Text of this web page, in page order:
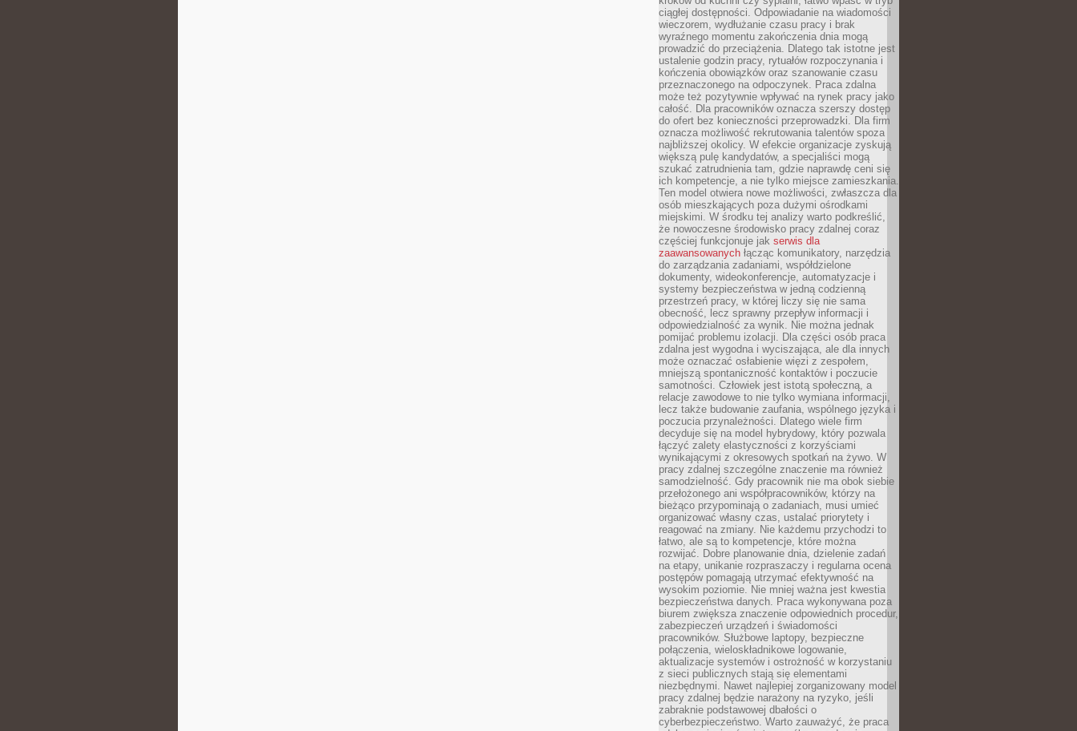
ciągłej dostępności. Odpowiadanie na wiadomości
wieczorem, wydłużanie czasu pracy i brak
wyraźnego momentu zakończenia dnia mogą
prowadzić do przeciążenia. Dlatego tak istotne jest
ustalenie godzin pracy, rytuałów rozpoczynania i
kończenia obowiązków oraz szanowanie czasu
przeznaczonego na odpoczynek. Praca zdalna
może też pozytywnie wpływać na rynek pracy jako
całość. Dla pracowników oznacza szerszy dostęp
do ofert bez konieczności przeprowadzki. Dla firm
oznacza możliwość rekrutowania talentów spoza
najbliższej okolicy. W efekcie organizacje zyskują
większą pulę kandydatów, a specjaliści mogą
szukać zatrudnienia tam, gdzie naprawdę ceni się
ich kompetencje, a nie tylko miejsce zamieszkania.
Ten model otwiera nowe możliwości, zwłaszcza dla
osób mieszkających poza dużymi ośrodkami
miejskimi. W środku tej analizy warto podkreślić,
że nowoczesne środowisko pracy zdalnej coraz
częściej funkcjonuje jak serwis dla
zaawansowanych łącząc komunikatory, narzędzia
do zarządzania zadaniami, współdzielone
dokumenty, wideokonferencje, automatyzacje i
systemy bezpieczeństwa w jedną codzienną
przestrzeń pracy, w której liczy się nie sama
obecność, lecz sprawny przepływ informacji i
odpowiedzialność za wynik. Nie można jednak
pomijać problemu izolacji. Dla części osób praca
zdalna jest wygodna i wyciszająca, ale dla innych
może oznaczać osłabienie więzi z zespołem,
mniejszą spontaniczność kontaktów i poczucie
samotności. Człowiek jest istotą społeczną, a
relacje zawodowe to nie tylko wymiana informacji,
lecz także budowanie zaufania, wspólnego języka i
poczucia przynależności. Dlatego wiele firm
decyduje się na model hybrydowy, który pozwala
łączyć zalety elastyczności z korzyściami
wynikającymi z okresowych spotkań na żywo. W
pracy zdalnej szczególne znaczenie ma również
samodzielność. Gdy pracownik nie ma obok siebie
przełożonego ani współpracowników, którzy na
bieżąco przypominają o zadaniach, musi umieć
organizować własny czas, ustalać priorytety i
reagować na zmiany. Nie każdemu przychodzi to
łatwo, ale są to kompetencje, które można
rozwijać. Dobre planowanie dnia, dzielenie zadań
na etapy, unikanie rozpraszaczy i regularna ocena
postępów pomagają utrzymać efektywność na
wysokim poziomie. Nie mniej ważna jest kwestia
bezpieczeństwa danych. Praca wykonywana poza
biurem zwiększa znaczenie odpowiednich procedur,
zabezpieczeń urządzeń i świadomości
pracowników. Służbowe laptopy, bezpieczne
połączenia, wieloskładnikowe logowanie,
aktualizacje systemów i ostrożność w korzystaniu
z sieci publicznych stają się elementami
niezbędnymi. Nawet najlepiej zorganizowany model
pracy zdalnej będzie narażony na ryzyko, jeśli
zabraknie podstawowej dbałości o
cyberbezpieczeństwo. Warto zauważyć, że praca